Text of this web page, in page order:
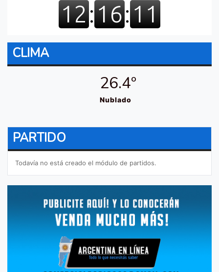
CLIMA
26.4º
Nublado
PARTIDO
Todavía no está creado el módulo de partidos.